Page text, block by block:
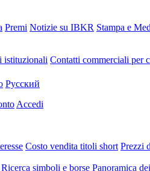
Premi Notizie su IBKR Stampa e
istituzionali Contatti commerciali per
Pусский
Accedi
Costo vendita titoli short Prezzi
Ricerca simboli e borse Panoramica